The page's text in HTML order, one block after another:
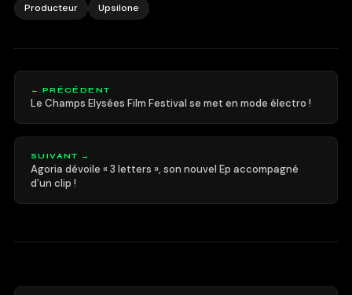
Producteur
Upsilone
← PRÉCÉDENT
Le Champs Elysées Film Festival se met en mode électro !
SUIVANT →
Agoria dévoile « 3 letters », son nouvel Ep accompagné
d’un clip !